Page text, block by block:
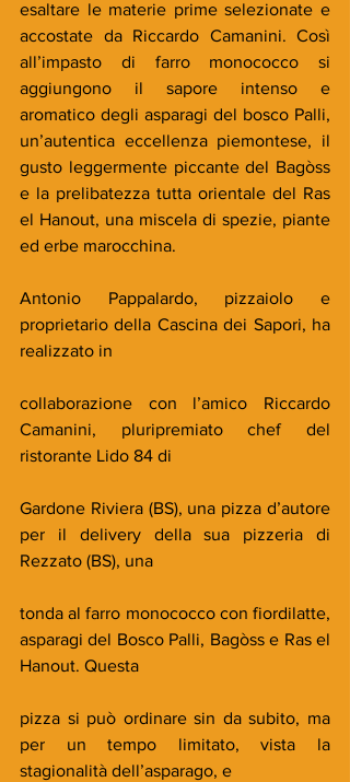
esaltare le materie prime selezionate e
accostate da Riccardo Camanini. Così
all’impasto di farro monococco si
aggiungono il sapore intenso e
aromatico degli asparagi del bosco Palli,
un’autentica eccellenza piemontese, il
gusto leggermente piccante del Bagòss
e la prelibatezza tutta orientale del Ras
el Hanout, una miscela di spezie, piante
ed erbe marocchina.
Antonio Pappalardo, pizzaiolo e
proprietario della Cascina dei Sapori, ha
realizzato in
collaborazione con l’amico Riccardo
Camanini, pluripremiato chef del
ristorante Lido 84 di
Gardone Riviera (BS), una pizza d’autore
per il delivery della sua pizzeria di
Rezzato (BS), una
tonda al farro monococco con fiordilatte,
asparagi del Bosco Palli, Bagòss e Ras el
Hanout. Questa
pizza si può ordinare sin da subito, ma
per un tempo limitato, vista la
stagionalità dell’asparago, e